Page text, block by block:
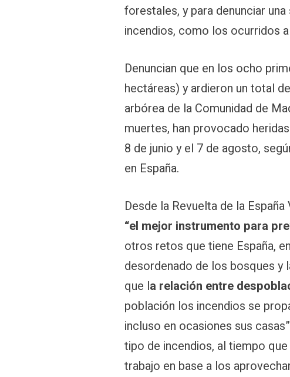
forestales, y para denunciar
incendios, como los ocurridos
Denuncian que en los ocho
hectáreas) y ardieron un total
arbórea de la Comunidad de
muertes, han provocado
8 de junio y el 7 de agosto,
en España.
Desde la Revuelta de la
“el mejor instrumento para
otros retos que tiene España,
desordenado de los bosques y
que la relación entre
población los incendios se
incluso en ocasiones sus
tipo de incendios, al tiempo
trabajo en base a los